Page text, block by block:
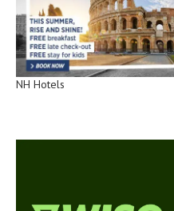
NH Hotels